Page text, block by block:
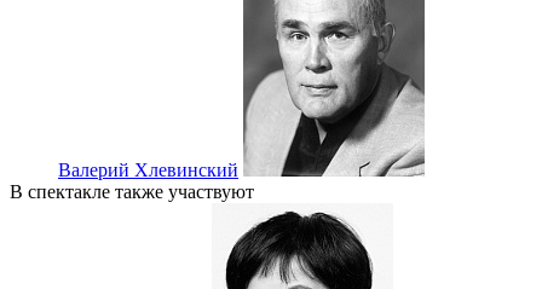
Валерий Хлевинский
В спектакле также участвуют